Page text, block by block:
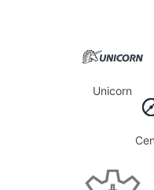
Unicorn